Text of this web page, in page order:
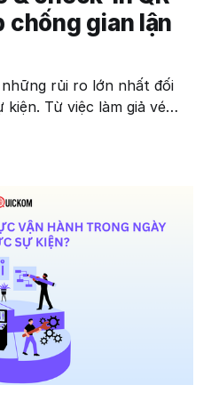
chống gian lận
rủi ro lớn nhất đối
Từ việc làm giả vé
vi gian lận không chỉ gây